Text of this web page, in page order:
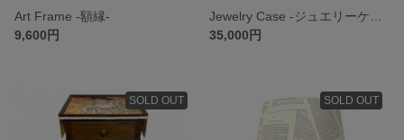
Art Frame -額縁-
9,600円
35,000円
SOLD OUT SOLD OUT